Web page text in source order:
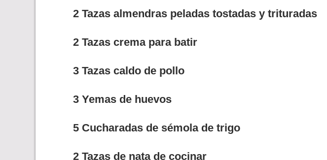
2 Tazas almendras peladas tostadas y trituradas
2 Tazas crema para batir
3 Tazas caldo de pollo
3 Yemas de huevos
5 Cucharadas de sémola de trigo
2 Tazas de nata de cocinar